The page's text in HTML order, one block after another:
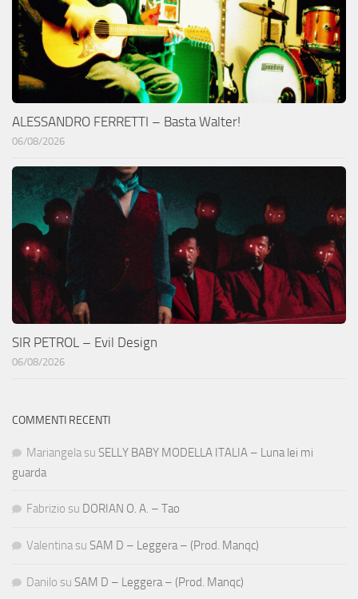
ALESSANDRO FERRETTI – Basta Walter!
06/08/2026
SIR PETROL – Evil Design
06/08/2026
COMMENTI RECENTI
Mariangela su SELLY BABY MODELLA ITALIA – Luna lei mi
guarda
Fabrizio su DORIAN O. A. – Tao
Valentina su SAM D – Leggera – (Prod. Manqc)
Danilo su SAM D – Leggera – (Prod. Manqc)